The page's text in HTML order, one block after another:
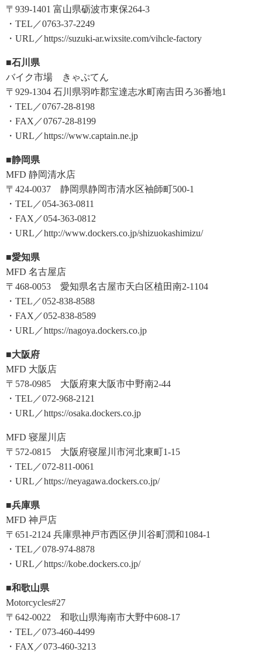
〒939-1401 富山県砺波市東保264-3
・TEL／0763-37-2249
・URL／https://suzuki-ar.wixsite.com/vihcle-factory
■石川県
バイク市場 きゃぷてん
〒929-1304 石川県羽咋郡宝達志水町南吉田ろ36番地1
・TEL／0767-28-8198
・FAX／0767-28-8199
・URL／https://www.captain.ne.jp
■静岡県
MFD 静岡清水店
〒424-0037 静岡県静岡市清水区袖師町500-1
・TEL／054-363-0811
・FAX／054-363-0812
・URL／http://www.dockers.co.jp/shizuokashimizu/
■愛知県
MFD 名古屋店
〒468-0053 愛知県名古屋市天白区植田南2-1104
・TEL／052-838-8588
・FAX／052-838-8589
・URL／https://nagoya.dockers.co.jp
■大阪府
MFD 大阪店
〒578-0985 大阪府東大阪市中野南2-44
・TEL／072-968-2121
・URL／https://osaka.dockers.co.jp
MFD 寝屋川店
〒572-0815 大阪府寝屋川市河北東町1-15
・TEL／072-811-0061
・URL／https://neyagawa.dockers.co.jp/
■兵庫県
MFD 神戸店
〒651-2124 兵庫県神戸市西区伊川谷町潤和1084-1
・TEL／078-974-8878
・URL／https://kobe.dockers.co.jp/
■和歌山県
Motorcycles#27
〒642-0022 和歌山県海南市大野中608-17
・TEL／073-460-4499
・FAX／073-460-3213